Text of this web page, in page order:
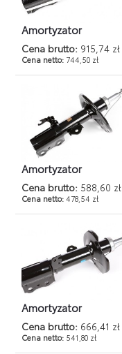
Amortyzator
Cena brutto: 915,74 zł
Cena netto: 744,50 zł
Amortyzator
Cena brutto: 588,60 zł
Cena netto:478,54 zł
Amortyzator
Cena brutto: 666,41 zł
Cena netto: 541,80 zł